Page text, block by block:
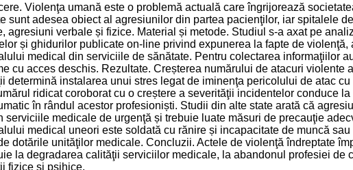
Violenţa umană este o problemă actuală care îngrijorează
sunt adesea obiect al agresiunilor din partea pacienţilor, iar spitalele
agresiuni verbale și fizice. Material și metode. Studiul s-a axat pe
și ghidurilor publicate on-line privind expunerea la fapte de
medical din serviciile de sănătate. Pentru colectarea informaţiilor
cu acces deschis. Rezultate. Creșterea numărului de atacuri violente
determină instalarea unui stres legat de iminenţa pericolului de atac
ridicat coroborat cu o creștere a severităţii incidentelor conduce
în rândul acestor profesioniști. Studii din alte state arată că
serviciile medicale de urgenţă și trebuie luate măsuri de precauţie
medical uneori este soldată cu rănire și incapacitate de muncă
dotările unităţilor medicale. Concluzii. Actele de violenţă îndreptate
la degradarea calităţii serviciilor medicale, la abandonul profesiei de
fizice și psihice.